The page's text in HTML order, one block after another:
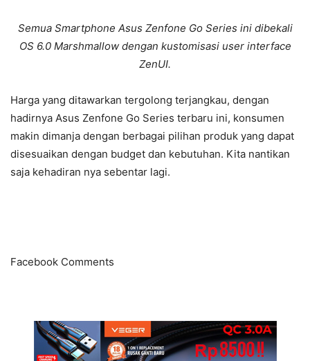
Semua Smartphone Asus Zenfone Go Series ini dibekali
OS 6.0 Marshmallow dengan kustomisasi user interface
ZenUI.
Harga yang ditawarkan tergolong terjangkau, dengan
hadirnya Asus Zenfone Go Series terbaru ini, konsumen
makin dimanja dengan berbagai pilihan produk yang dapat
disesuaikan dengan budget dan kebutuhan. Kita nantikan
saja kehadiran nya sebentar lagi.
Facebook Comments